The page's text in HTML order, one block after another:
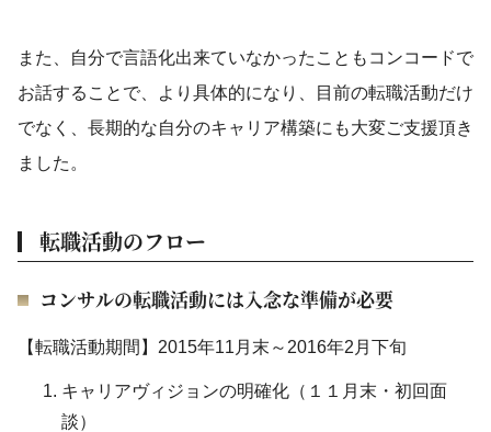
また、自分で言語化出来ていなかったこともコンコードで
お話することで、より具体的になり、目前の転職活動だけ
でなく、長期的な自分のキャリア構築にも大変ご支援頂き
ました。
転職活動のフロー
コンサルの転職活動には入念な準備が必要
【転職活動期間】2015年11月末～2016年2月下旬
キャリアヴィジョンの明確化（１１月末・初回面
談）